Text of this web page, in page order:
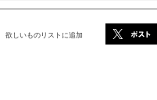
欲しいものリストに追加